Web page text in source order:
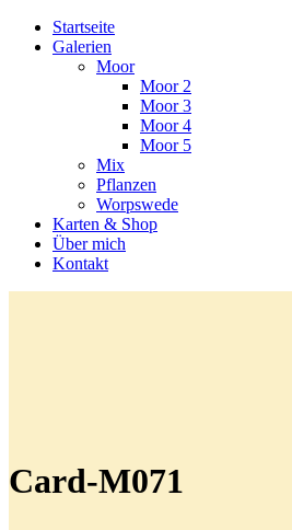
Startseite
Galerien
Moor
Moor 2
Moor 3
Moor 4
Moor 5
Mix
Pflanzen
Worpswede
Karten & Shop
Über mich
Kontakt
Card-M071